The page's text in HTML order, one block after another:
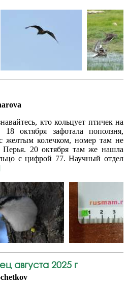
кто кольцует птичек на
18 октября зафотала поползня,
желтым колечком, номер там не
20 октября там же нашла
с цифрой 77. Научный отдел
августа 2025 г